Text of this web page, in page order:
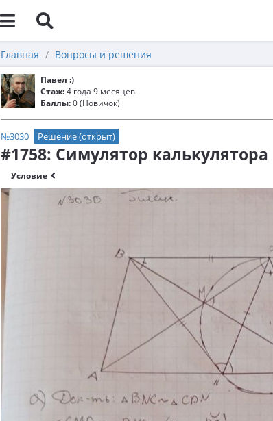
Главная Вопросы и решения
Павел :)
Стаж:4 года 9 месяцев
Баллы:0 (Новичок)
№3030 Решение (открыт)
#1758: Симулятор калькулятора
Условие